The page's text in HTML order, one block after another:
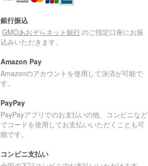
銀行振込
GMOあおぞらネット銀行のご指定口座にお振
込みいただきます。
Amazon Pay
Amazonのアカウントを使用して決済が可能で
す。
PayPay
PayPayアプリでのお支払いの他、コンビニなど
でコードを使用してお支払いいただくことも可
能です。
コンビニ支払い